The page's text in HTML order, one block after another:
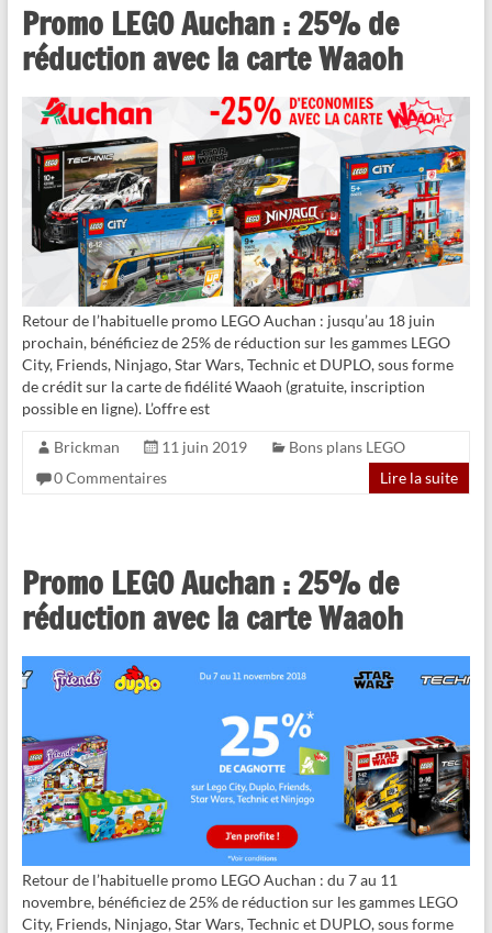
Promo LEGO Auchan : 25% de
réduction avec la carte Waaoh
Retour de l’habituelle promo LEGO Auchan : jusqu’au 18 juin
prochain, bénéficiez de 25% de réduction sur les gammes LEGO
City, Friends, Ninjago, Star Wars, Technic et DUPLO, sous forme
de crédit sur la carte de fidélité Waaoh (gratuite, inscription
possible en ligne). L’offre est
Brickman 11 juin 2019
Bons plans LEGO
0 Commentaires
Lire la suite
Promo LEGO Auchan : 25% de
réduction avec la carte Waaoh
Retour de l’habituelle promo LEGO Auchan : du 7 au 11
novembre, bénéficiez de 25% de réduction sur les gammes LEGO
City, Friends, Ninjago, Star Wars, Technic et DUPLO, sous forme